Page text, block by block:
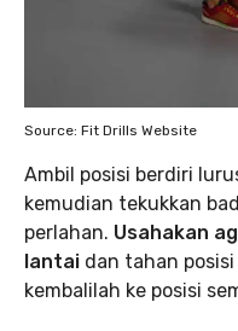
Source: Fit Drills Website
Ambil posisi berdiri
kemudian tekukkan
perlahan. Usahakan
lantai dan tahan
kembalilah ke posisi